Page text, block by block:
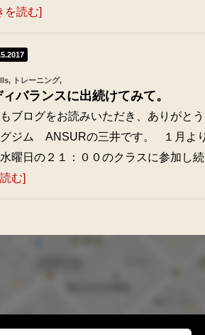
を読む]
トレーニング
バランスに出続けてみて。
ブログをお読みいただき、ありが
ジム ANSURの三井です。 １月よ
曜日の２１：００のクラスに参加し
む]